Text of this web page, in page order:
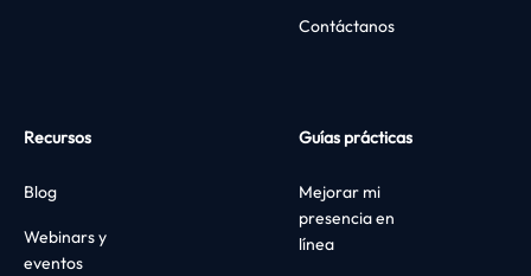
Contáctanos
Recursos
Blog
Webinars y
eventos
Guías prácticas
Mejorar mi
presencia en
línea